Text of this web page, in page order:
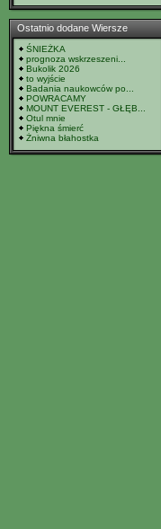
Ostatnio dodane Wiersze
ŚNIEŻKA
prognoza wskrzeszeni...
Bukolik 2026
to wyjście
Badania naukowców po...
POWRACAMY
MOUNT EVEREST - GŁĘB...
Otul mnie
Piękna śmierć
Żniwna błahostka